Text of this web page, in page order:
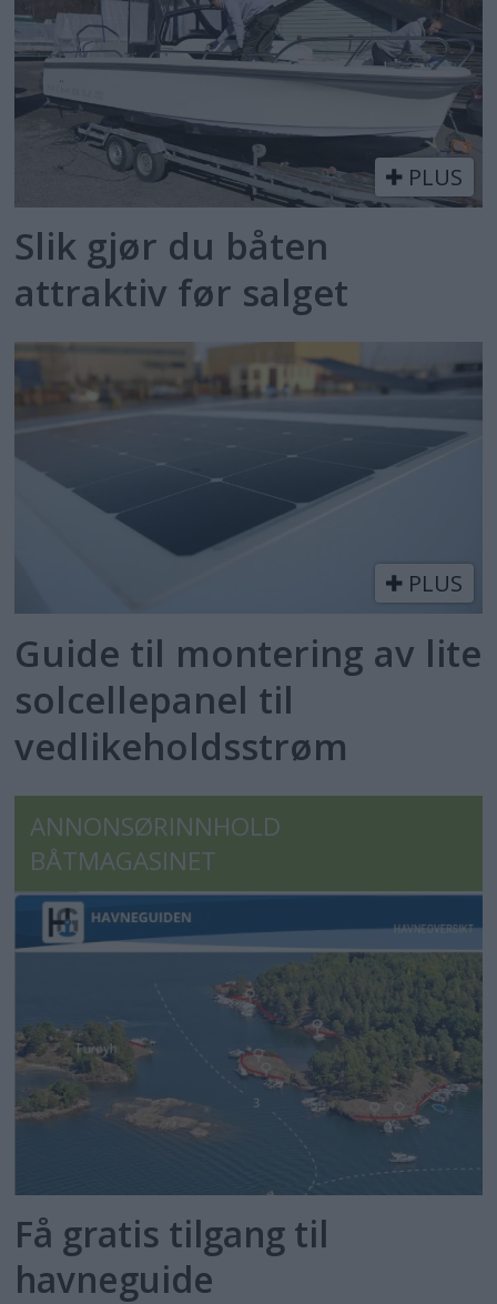
PLUS
Slik gjør du båten
attraktiv før salget
PLUS
Guide til montering av lite
solcellepanel til
vedlikeholdsstrøm
ANNONSØRINNHOLD
BÅTMAGASINET
Få gratis tilgang til
havneguide